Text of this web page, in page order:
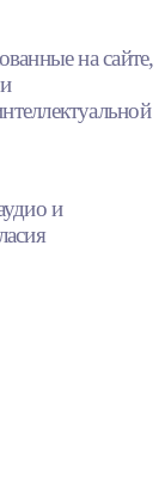
на сайте,
и